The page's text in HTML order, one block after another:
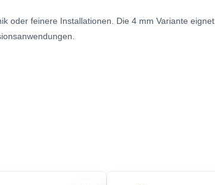
oder feinere Installationen. Die 4 mm Variante eignet